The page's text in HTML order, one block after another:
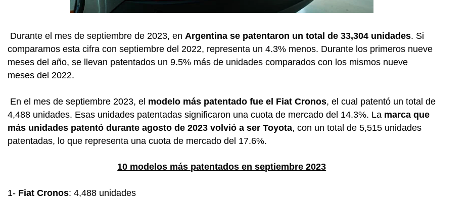
Durante el mes de septiembre de 2023, en Argentina se patentaron un total de 33,304 unidades. Si
comparamos esta cifra con septiembre del 2022, representa un 4.3% menos. Durante los primeros nueve
meses del año, se llevan patentados un 9.5% más de unidades comparados con los mismos nueve
meses del 2022.
En el mes de septiembre 2023, el modelo más patentado fue el Fiat Cronos, el cual patentó un total de
4,488 unidades. Esas unidades patentadas significaron una cuota de mercado del 14.3%. La marca que
más unidades patentó durante agosto de 2023 volvió a ser Toyota, con un total de 5,515 unidades
patentadas, lo que representa una cuota de mercado del 17.6%.
10 modelos más patentados en septiembre 2023
1- Fiat Cronos: 4,488 unidades